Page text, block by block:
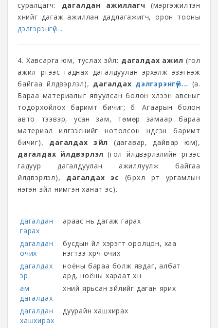
суралцагч: дагалдан ажиллагч (мэргэжилтэн
хүнийг дагаж ажиллан дадлагажигч, орон тооны
дэлгэрэнгүй...
4. Хавсарга юм, туслах зүйл: дагалдах ажил (гол
ажил үүргээс гаднах дагалдуулан эрхэлж эзэгнэж
байгаа үйлдвэрлэл), дагалдах дэлгэрэнгүй... (а.
Бараа материалыг явуулсан болон хүлээн авсныг
тодорхойлох баримт бичиг; б. Агаарын болон
авто тээвэр, усан зам, төмөр замаар бараа
материал илгээснийг нотолсон үндсэн баримт
бичиг), дагалдах зүйл (дагавар, дайвар юм),
дагалдах үйлдвэрлэл (гол үйлдвэрлэлийн үүргээс
гадуур дагалдуулан ажиллуулж байгаа
үйлдвэрлэл), дагалдах эс (бүрхүүл үрт ургамлын
нэгэн зүйл нимгэн ханат эс).
дагалдан
гарах
араас нь дагаж гарах
дагалдан
очих
бусдын үйл хэрэгт оролцон, хаа
нэгтээ хүрч очих
дагалдах
эр
ноёны бараа болж явдаг, албат
ард, ноёны хараат хүн
ам
дагалдах
хүний ярьсан зүйлийг даган ярих
дагалдан
хашхирах
дуурайн хашхирах